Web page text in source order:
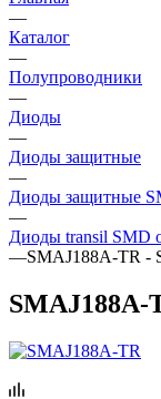
—
Каталог
—
Полупроводники
—
Диоды
—
Диоды защитные
—
Диоды защитные
—
Диоды transil SMD
—SMAJ188A-TR -
SMAJ188A-